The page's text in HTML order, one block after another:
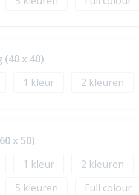
(40 x 40)
1 2
x 50)
1 2
5 Full colour